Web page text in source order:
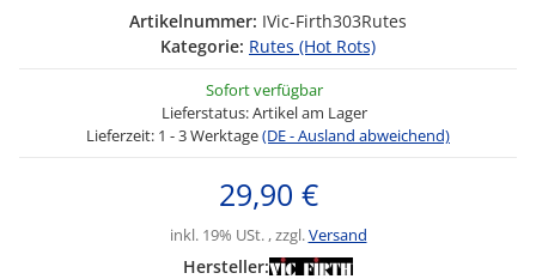
Artikelnummer: IVic-Firth303Rutes
Kategorie: Rutes (Hot Rots)
Sofort verfügbar
Lieferstatus: Artikel am Lager
Lieferzeit: 1 - 3 Werktage(DE - Ausland abweichend)
29,90 €
inkl. 19% USt. , zzgl.Versand
Hersteller: